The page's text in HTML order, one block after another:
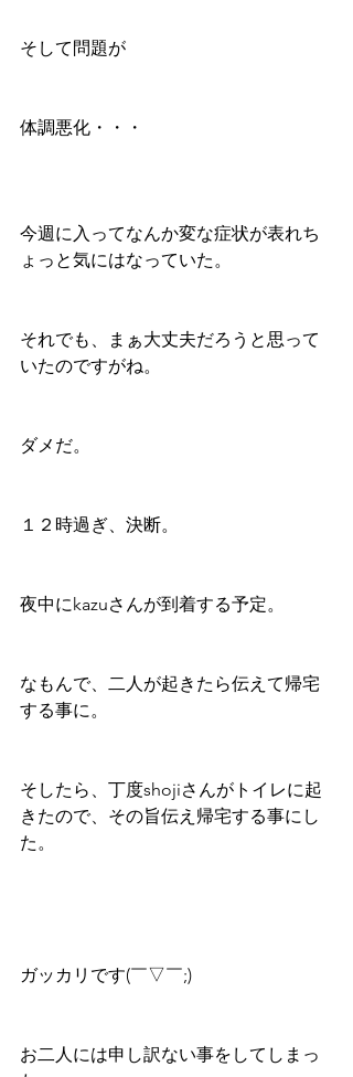
そして問題が
体調悪化・・・
今週に入ってなんか変な症状が表れち
ょっと気にはなっていた。
それでも、まぁ大丈夫だろうと思って
いたのですがね。
ダメだ。
１２時過ぎ、決断。
夜中にkazuさんが到着する予定。
なもんで、二人が起きたら伝えて帰宅
する事に。
そしたら、丁度shojiさんがトイレに起
きたので、その旨伝え帰宅する事にし
た。
ガッカリです(￣▽￣;)
お二人には申し訳ない事をしてしまっ